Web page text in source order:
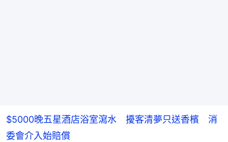
$5000晚五星酒店浴室瀉水 擾客清夢只送香檳 消
委會介入始賠償